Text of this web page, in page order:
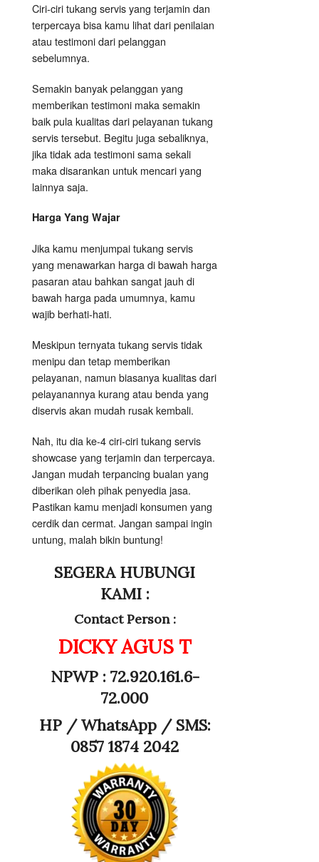
Ciri-ciri tukang servis yang terjamin dan
terpercaya bisa kamu lihat dari penilaian
atau testimoni dari pelanggan
sebelumnya.
Semakin banyak pelanggan yang
memberikan testimoni maka semakin
baik pula kualitas dari pelayanan tukang
servis tersebut. Begitu juga sebaliknya,
jika tidak ada testimoni sama sekali
maka disarankan untuk mencari yang
lainnya saja.
Harga Yang Wajar
Jika kamu menjumpai tukang servis
yang menawarkan harga di bawah harga
pasaran atau bahkan sangat jauh di
bawah harga pada umumnya, kamu
wajib berhati-hati.
Meskipun ternyata tukang servis tidak
menipu dan tetap memberikan
pelayanan, namun biasanya kualitas dari
pelayanannya kurang atau benda yang
diservis akan mudah rusak kembali.
Nah, itu dia ke-4 ciri-ciri tukang servis
showcase yang terjamin dan terpercaya.
Jangan mudah terpancing bualan yang
diberikan oleh pihak penyedia jasa.
Pastikan kamu menjadi konsumen yang
cerdik dan cermat. Jangan sampai ingin
untung, malah bikin buntung!
SEGERA HUBUNGI
KAMI :
Contact Person :
DICKY AGUS T
NPWP : 72.920.161.6-
72.000
HP /WhatsApp / SMS:
0857 1874 2042